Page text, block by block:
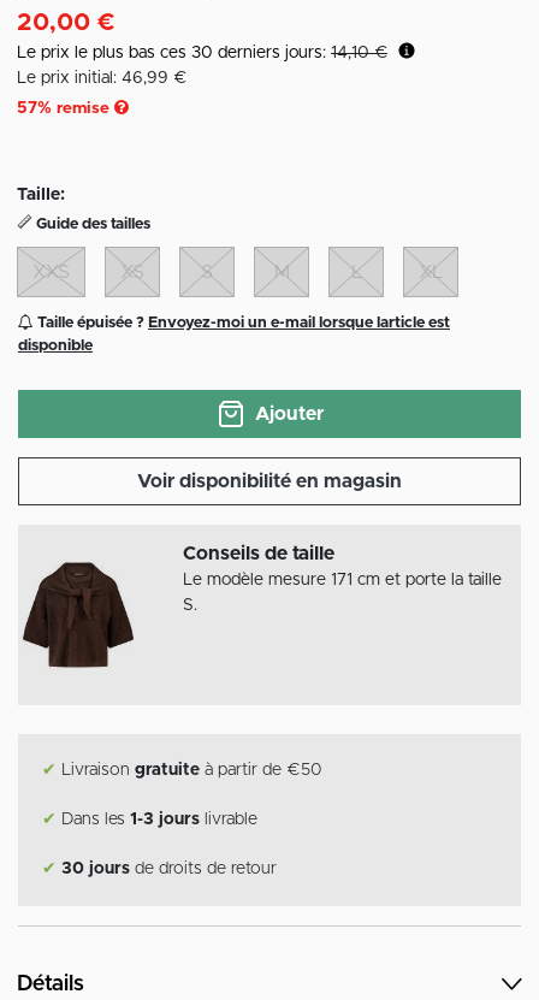
20,00 €
Le prix le plus bas ces 30 derniers jours: 14,10 €
Le prix initial: 46,99 €
57% remise
Taille:
Guide des tailles
XXS XS S M L XL
Taille épuisée ? Envoyez-moi un e-mail lorsque larticle est
disponible
Ajouter
Voir disponibilité en magasin
Conseils de taille
Le modèle mesure 171 cm et porte la taille
S.
✔ Livraison gratuite à partir de €50
✔ Dans les 1-3 jours livrable
✔ 30 jours de droits de retour
Détails